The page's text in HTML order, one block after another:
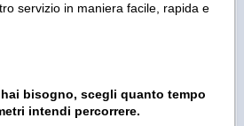
servizio in maniera facile, rapida e
bisogno, scegli quanto tempo
intendi percorrere.